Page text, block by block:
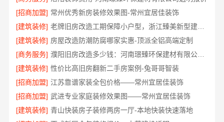
[招商加盟] 常州优秀新房装修效果图-常州宜居佳装饰
[建筑装修]
老牌旧房改造工期保障小户型，浙江臻美新型建材有限公司高效完成
[建筑装修] 房屋改造防潮防腐哪家实惠-顶派全铝高端定制
[商务服务]
濮阳旧房改造多少钱：河南璟臻环保建材有限公司高性价比
[建筑装修] 性价比高旧房翻新二手房案例-兔哥哥智装
[招商加盟] 江苏靠谱家装全包价格——常州宜居佳装饰
[招商加盟] 武进专业家庭装修效果图——常州宜居佳装饰
[建筑装修] 青山快装房子装修两房一厅-本地快装快速落地